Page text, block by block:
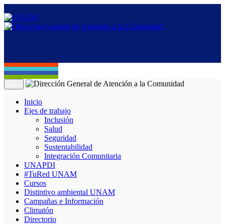
Inicio
Ejes de trabajo
Inclusión
Salud
Seguridad
Sustentabilidad
Integración Comunitaria
UNAPDI
#TuRed UNAM
Cursos
Distintivo ambiental UNAM
Campañas e Información
Climatón
Directorio